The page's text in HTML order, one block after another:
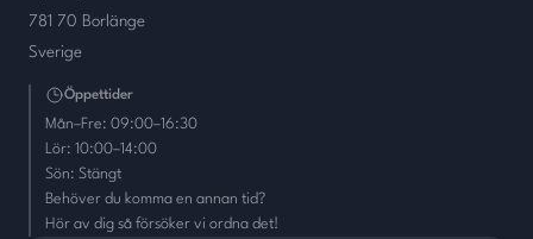
781 70 Borlänge
Sverige
Öppettider
Mån–Fre: 09:00–16:30
Lör: 10:00–14:00
Sön: Stängt
Behöver du komma en annan tid?
Hör av dig så försöker vi ordna det!